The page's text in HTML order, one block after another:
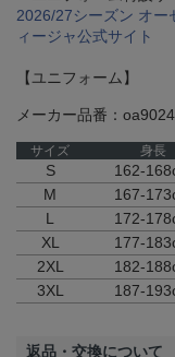
2026/27シーズン オー
ィージャ公式サイト
【ユニフォーム】
メーカー品番：
サイズ 身長
S 162-
M
167-
L
172-
XL
177-
2XL
182-
3XL
187-
返品・交換について